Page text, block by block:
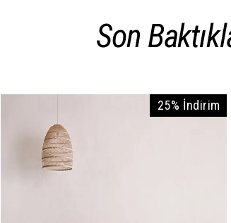
Son
25% İndirim